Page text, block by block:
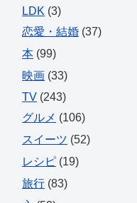
LDK (3)
恋愛・結婚 (37)
本 (99)
映画 (33)
TV (243)
グルメ (106)
スイーツ (52)
レシピ (19)
旅行 (83)